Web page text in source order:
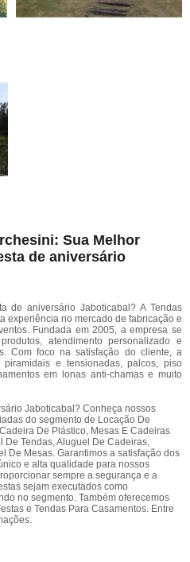
Sua Melhor
de aniversário
de aniversário Jaboticabal? A Tendas
experiência no mercado de fabricação e
Fundada em 2005, a empresa se
atendimento personalizado e
Com foco na satisfação do cliente, a
e tensionadas, palcos, piso
em lonas anti-chamas e muito
Jaboticabal? Conheça nossos
do segmento de Locação De
De Plástico, Mesas E Cadeiras
De Tendas, Aluguel De Cadeiras,
De Mesas. Garantimos a satisfação dos
e alta qualidade para nossos
sempre a segurança e a
sejam executados como
no segmento. Também oferecemos
e Tendas Para Casamentos. Entre